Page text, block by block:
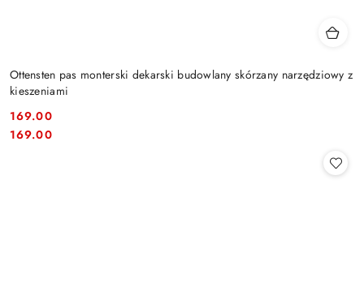
Ottensten pas monterski dekarski budowlany skórzany narzędziowy z
kieszeniami
Cena:
169.00
Cena:
169.00